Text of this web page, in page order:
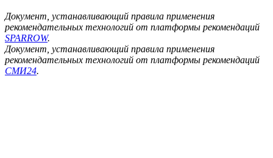
Документ, устанавливающий правила применения
рекомендательных технологий от платформы рекомендаций
SPARROW.
Документ, устанавливающий правила применения
рекомендательных технологий от платформы рекомендаций
СМИ24.